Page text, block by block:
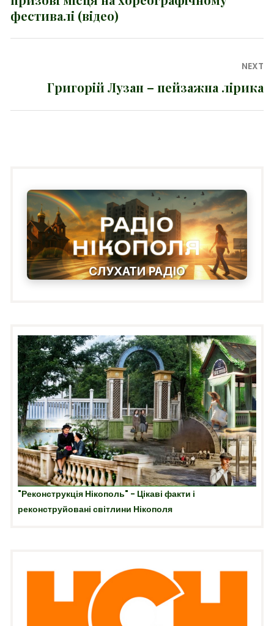
фестивалі (відео)
NEXT
Григорій Лузан – пейзажна лірика
СЛУХАТИ РАДІО
"Реконструкція Нікополь" - Цікаві факти і
реконструйовані світлини Нікополя